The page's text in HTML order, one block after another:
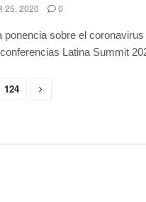
25, 2020 0
ponencia sobre el coronavirus
Latina Summit
124